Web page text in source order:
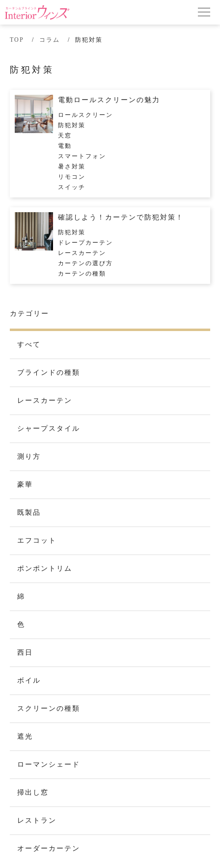
TOP コラム 防犯対策
防犯対策
電動ロールスクリーンの魅力
ロールスクリーン
防犯対策
天窓
電動
スマートフォン
暑さ対策
リモコン
スイッチ
確認しよう！カーテンで防犯対策！
防犯対策
ドレープカーテン
レースカーテン
カーテンの選び方
カーテンの種類
カテゴリー
すべて
ブラインドの種類
レースカーテン
シャープスタイル
測り方
豪華
既製品
エフコット
ポンポントリム
綿
色
西日
ボイル
スクリーンの種類
遮光
ローマンシェード
掃出し窓
レストラン
オーダーカーテン